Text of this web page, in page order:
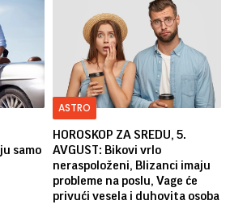
samo
ASTRO
HOROSKOP ZA SREDU, 5.
AVGUST: Bikovi vrlo
neraspoloženi, Blizanci imaju
probleme na poslu, Vage će
privući vesela i duhovita osoba